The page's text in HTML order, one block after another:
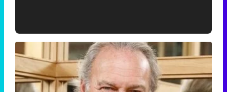
'120 Minutos' celebra sus 2.000 programas en Telemadrid con un vídeo del día a día en la redacción